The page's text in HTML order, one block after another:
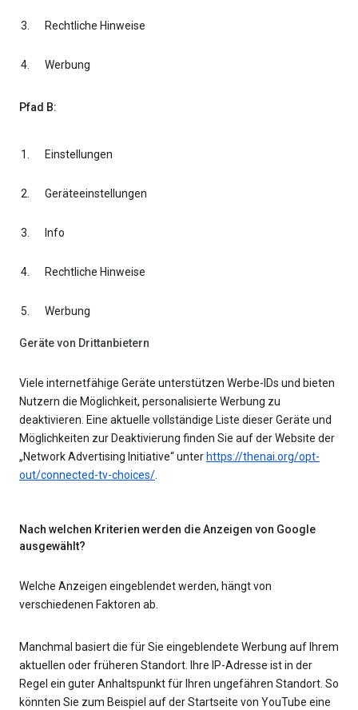
Rechtliche Hinweise
Werbung
Pfad B:
Einstellungen
Geräteeinstellungen
Info
Rechtliche Hinweise
Werbung
Geräte von Drittanbietern
Viele internetfähige Geräte unterstützen Werbe-IDs und bieten
Nutzern die Möglichkeit, personalisierte Werbung zu
deaktivieren. Eine aktuelle vollständige Liste dieser Geräte und
Möglichkeiten zur Deaktivierung finden Sie auf der Website der
„Network Advertising Initiative“ unter https://thenai.org/opt-
out/connected-tv-choices/.
Nach welchen Kriterien werden die Anzeigen von Google
ausgewählt?
Welche Anzeigen eingeblendet werden, hängt von
verschiedenen Faktoren ab.
Manchmal basiert die für Sie eingeblendete Werbung auf Ihrem
aktuellen oder früheren Standort. Ihre IP-Adresse ist in der
Regel ein guter Anhaltspunkt für Ihren ungefähren Standort. So
könnten Sie zum Beispiel auf der Startseite von YouTube eine